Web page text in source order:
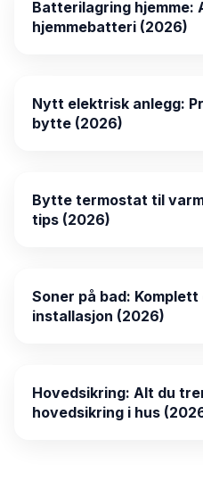
Batterilagring hjemme:
hjemmebatteri (2026)
Nytt elektrisk anlegg:
bytte (2026)
Bytte termostat til
tips (2026)
Soner på bad:
installasjon (2026)
Hovedsikring: Alt du
hovedsikring i hus